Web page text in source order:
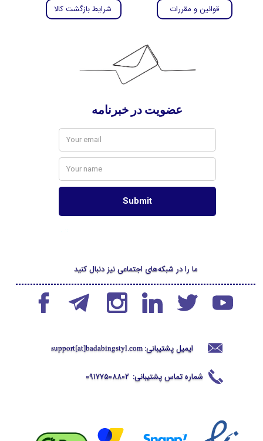
شرایط بازگشت کالا
قوانین و مقررات
ایمیل پشتیبانی: support[at]badabingstyl .com
شماره تماس پشتیبانی: 09177508802
ما را در شبکه‌های اجتماعی نیز دنبال کنید